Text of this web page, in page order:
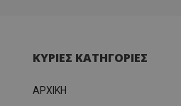
ΚΥΡΙΕΣ ΚΑΤΗΓΟΡΙΕΣ
ΑΡΧΙΚΗ